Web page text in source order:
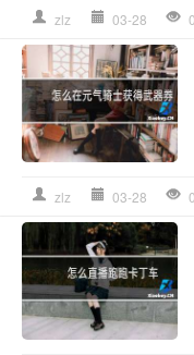
zlz 03-28 0
zlz 03-28 0